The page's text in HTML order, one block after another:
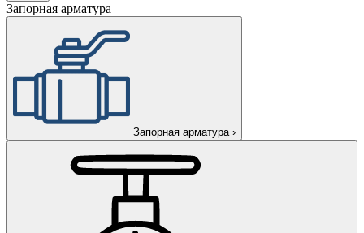
Запорная арматура
Запорная арматура ›